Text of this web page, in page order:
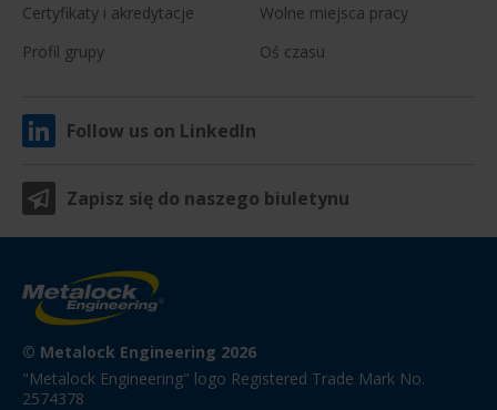
Certyfikaty i akredytacje
Wolne miejsca pracy
Profil grupy
Oś czasu
Follow us on LinkedIn
Zapisz się do naszego biuletynu
© Metalock Engineering 2026
"Metalock Engineering" logo Registered Trade Mark No.
2574378